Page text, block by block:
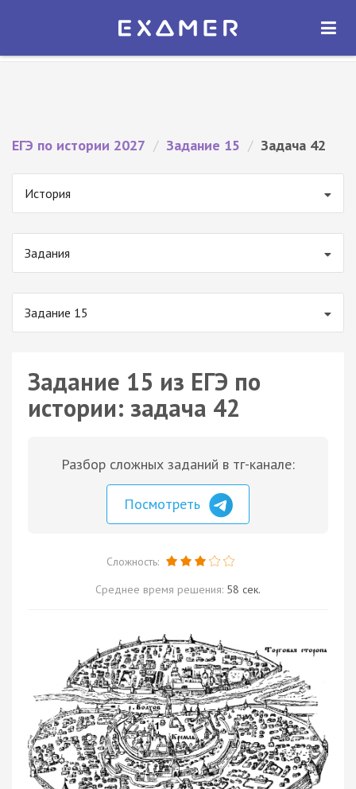
Экзамер — ЕГЭ 2027
ОТКРЫТЬ
ЕГЭ по истории 2027 / Задание 15 / Задача 42
История
Задания
Задание 15
Задание 15 из ЕГЭ по
истории: задача 42
Разбор сложных заданий в тг-канале:
Посмотреть
Сложность:
Среднее время решения: 58 сек.